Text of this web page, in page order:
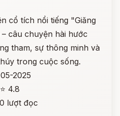
cổ tích nổi tiếng "Giăng
câu chuyện hài hước
tham, sự thông minh và
trong cuộc sống.
2025
⭐ 4.8
lượt đọc